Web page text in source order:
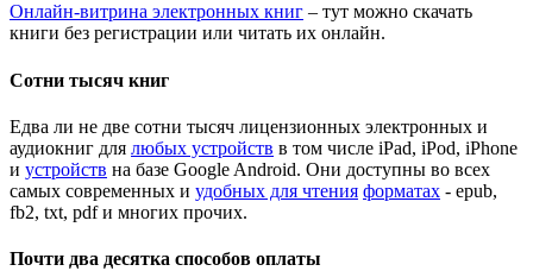
Онлайн-витрина электронных книг – тут можно скачать
книги без регистрации или читать их онлайн.
Сотни тысяч книг
Едва ли не две сотни тысяч лицензионных электронных и
аудиокниг для любых устройств в том числе iPad, iPod, iPhone
и устройств на базе Google Android. Они доступны во всех
самых современных и удобных для чтения форматах - epub,
fb2, txt, pdf и многих прочих.
Почти два десятка способов оплаты